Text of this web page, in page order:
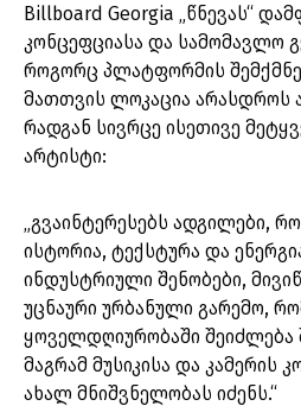
Billboard Georgia „წნევას“
კონცეფციასა და სამომავლო
როგორც პლატფორმის
მათთვის ლოკაცია არასდროს
რადგან სივრცე ისეთივე
არტისტი:
„გვაინტერესებს ადგილები,
ისტორია, ტექსტურა და
ინდუსტრიული შენობები,
უცნაური ურბანული გარემო,
ყოველდღიურობაში შეიძლება
მაგრამ მუსიკისა და კამერის
ახალ მნიშვნელობას იძენს.“